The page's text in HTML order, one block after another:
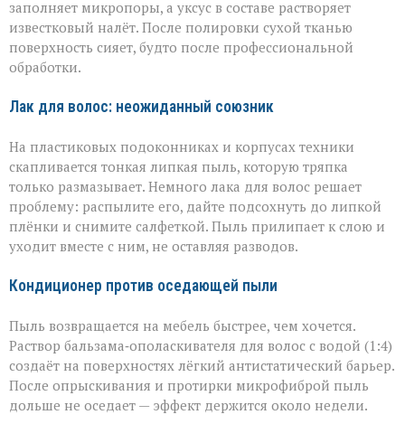
заполняет микропоры, а уксус в составе растворяет
известковый налёт. После полировки сухой тканью
поверхность сияет, будто после профессиональной
обработки.
Лак для волос: неожиданный союзник
На пластиковых подоконниках и корпусах техники
скапливается тонкая липкая пыль, которую тряпка
только размазывает. Немного лака для волос решает
проблему: распылите его, дайте подсохнуть до липкой
плёнки и снимите салфеткой. Пыль прилипает к слою и
уходит вместе с ним, не оставляя разводов.
Кондиционер против оседающей пыли
Пыль возвращается на мебель быстрее, чем хочется.
Раствор бальзама‑ополаскивателя для волос с водой (1:4)
создаёт на поверхностях лёгкий антистатический барьер.
После опрыскивания и протирки микрофиброй пыль
дольше не оседает — эффект держится около недели.